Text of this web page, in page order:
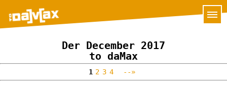
Der December 2017
to daMax
1 2 3 4 --»